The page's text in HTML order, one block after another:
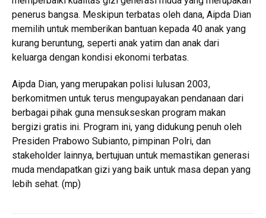
penerus bangsa. Meskipun terbatas oleh dana, Aipda Dian
memilih untuk memberikan bantuan kepada 40 anak yang
kurang beruntung, seperti anak yatim dan anak dari
keluarga dengan kondisi ekonomi terbatas.
Aipda Dian, yang merupakan polisi lulusan 2003,
berkomitmen untuk terus mengupayakan pendanaan dari
berbagai pihak guna mensukseskan program makan
bergizi gratis ini. Program ini, yang didukung penuh oleh
Presiden Prabowo Subianto, pimpinan Polri, dan
stakeholder lainnya, bertujuan untuk memastikan generasi
muda mendapatkan gizi yang baik untuk masa depan yang
lebih sehat. (mp)